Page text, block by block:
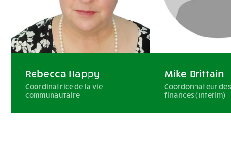
Rebecca Happy
Coordinatrice de la vie
communautaire
Mike Brittain
Coordonnateur des
finances (Interim)